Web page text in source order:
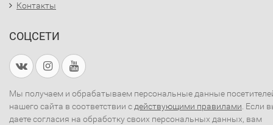
Контакты
СОЦСЕТИ
Мы получаем и обрабатываем персональные данные
нашего сайта в соответствии с действующими правилами . Если
даете согласия на обработку своих персональных данных, вам